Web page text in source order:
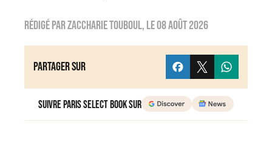
Rédigé parzaccharie touboul, le08 août 2026
Partager sur
Suivre Paris Select Book sur